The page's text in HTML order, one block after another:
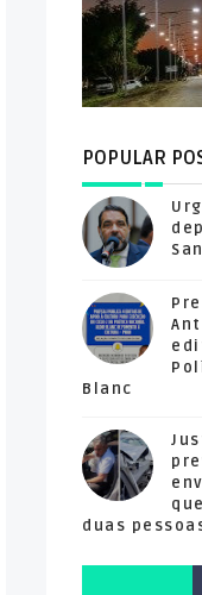
POPULAR
Blanc
duas